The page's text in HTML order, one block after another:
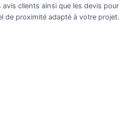
clients ainsi que les devis pour
de proximité adapté à votre projet.